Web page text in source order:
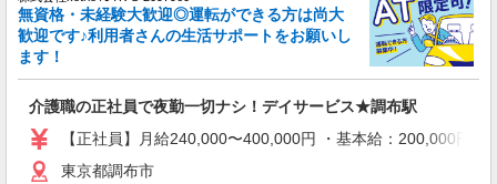
アルバイト パート
グループホーム ソラスト調布/1380000151-010
介護職員（ヘルパー）（役職なし）
東京都調布市深大寺元町4-37-3 バス停「神代
植物公園前」下車 徒歩3分 ◆神代植物公園前行き
無資格・未経験大歓迎◎運転ができる方は尚大
歓迎です♪利用者さんの生活サポートをお願いし
ます！
介護職の正社員で夜勤一切ナシ！デイサービス★調布駅
【正社員】月給240,000〜400,000円 ・基本給：200,000円
東京都調布市